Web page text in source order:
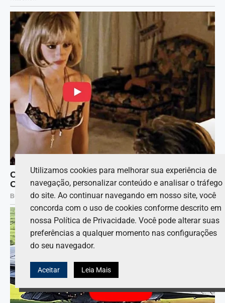
Utilizamos cookies para melhorar sua experiência de
navegação, personalizar conteúdo e analisar o tráfego
do site. Ao continuar navegando em nosso site, você
concorda com o uso de cookies conforme descrito em
nossa Política de Privacidade. Você pode alterar suas
preferências a qualquer momento nas configurações
do seu navegador.
Aceitar Leia Mais